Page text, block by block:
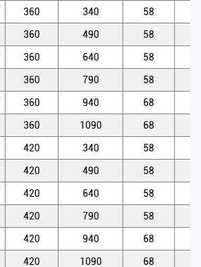
360 340 58
360 490 58
360 640 58
360 790 58
360 940 68
360 1090 68
420 340 58
420 490 58
420 640 58
420 790 58
420 940 68
420 1090 68